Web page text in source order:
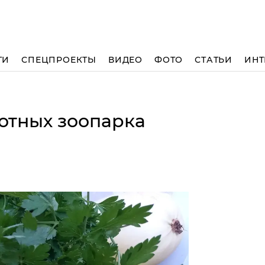
СПЕЦПРОЕКТЫ ВИДЕО ФОТО СТАТЬИ
зоопарка